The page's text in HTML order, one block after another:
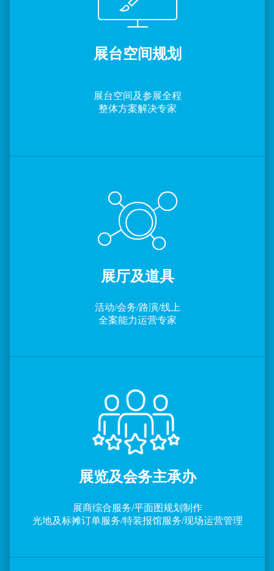
展台空间规划
展台空间及参展全程
整体方案解决专家
展厅及道具
活动/会务/路演/线上
全案能力运营专家
展览及会务主承办
展商综合服务/平面图规划制作
光地及标摊订单服务/特装报馆服务/现场运营管理